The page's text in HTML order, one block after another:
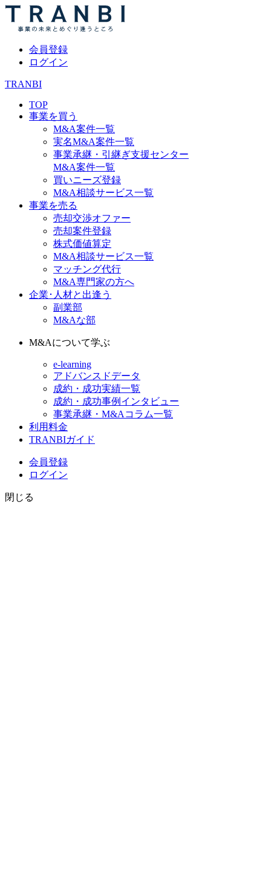
会員登録
ログイン
TRANBI
TOP
事業を買う
M&A案件一覧
実名M&A案件一覧
事業承継・引継ぎ支援センター
M&A案件一覧
買いニーズ登録
M&A相談サービス一覧
事業を売る
売却交渉オファー
売却案件登録
株式価値算定
M&A相談サービス一覧
マッチング代行
M&A専門家の方へ
企業･人材と出逢う
副業部
M&Aな部
M&Aについて学ぶ
e-learning
アドバンスドデータ
成約・成功実績一覧
成約・成功事例インタビュー
事業承継・M&Aコラム一覧
利用料金
TRANBIガイド
会員登録
ログイン
閉じる